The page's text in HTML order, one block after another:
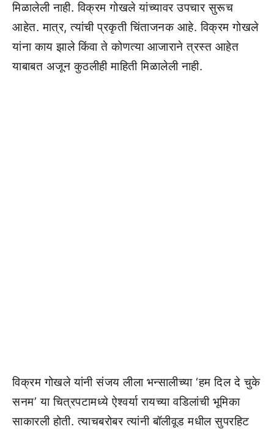
मिळालेली नाही. विक्रम गोखले यांच्यावर उपचार सुरूच
आहेत. मात्र, त्यांची प्रकृती चिंताजनक आहे. विक्रम गोखले
यांना काय झाले किंवा ते कोणत्या आजाराने त्रस्त आहेत
याबाबत अजून कुठलीही माहिती मिळालेली नाही.
विक्रम गोखले यांनी संजय लीला भन्सालीच्या ‘हम दिल दे चुके
सनम’ या चित्रपटामध्ये ऐश्वर्या रायच्या वडिलांची भूमिका
साकारली होती. त्याचबरोबर त्यांनी बॉलीवूड मधील सुपरहिट